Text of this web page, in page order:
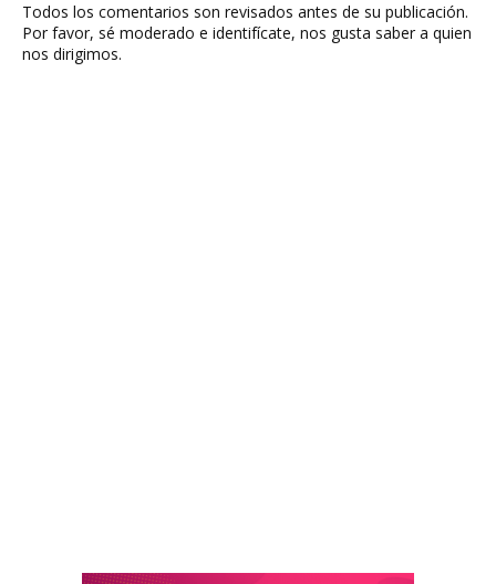
Todos los comentarios son revisados antes de su publicación.
Por favor, sé moderado e identifícate, nos gusta saber a quien
nos dirigimos.